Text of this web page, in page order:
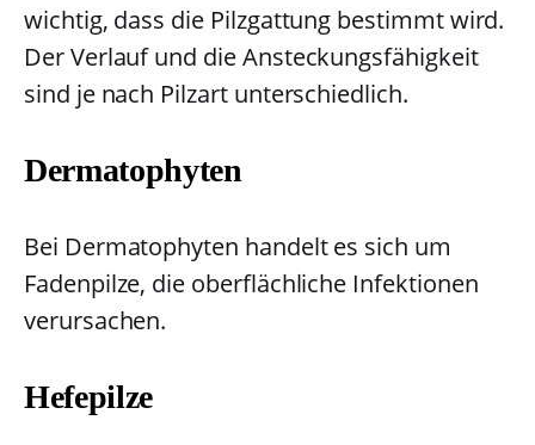
wichtig, dass die Pilzgattung bestimmt wird.
Der Verlauf und die Ansteckungsfähigkeit
sind je nach Pilzart unterschiedlich.
Dermatophyten
Bei Dermatophyten handelt es sich um
Fadenpilze, die oberflächliche Infektionen
verursachen.
Hefepilze